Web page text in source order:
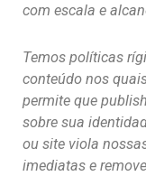
com escala e
Temos políticas
conteúdo nos
permite que
sobre sua
ou site viola
imediatas e